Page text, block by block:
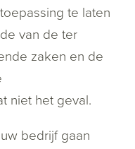
te laten
van de ter
zaken en de
niet het geval.
bedrijf gaan